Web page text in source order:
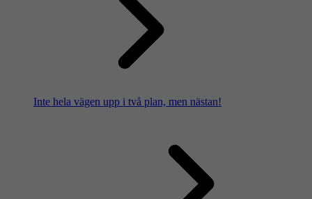
Inte hela vägen upp i två plan, men nästan!